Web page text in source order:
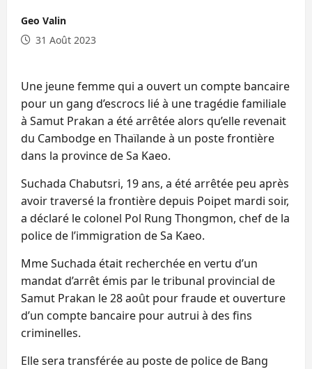
Geo Valin
31 Août 2023
Une jeune femme qui a ouvert un compte bancaire
pour un gang d’escrocs lié à une tragédie familiale
à Samut Prakan a été arrêtée alors qu’elle revenait
du Cambodge en Thaïlande à un poste frontière
dans la province de Sa Kaeo.
Suchada Chabutsri, 19 ans, a été arrêtée peu après
avoir traversé la frontière depuis Poipet mardi soir,
a déclaré le colonel Pol Rung Thongmon, chef de la
police de l’immigration de Sa Kaeo.
Mme Suchada était recherchée en vertu d’un
mandat d’arrêt émis par le tribunal provincial de
Samut Prakan le 28 août pour fraude et ouverture
d’un compte bancaire pour autrui à des fins
criminelles.
Elle sera transférée au poste de police de Bang